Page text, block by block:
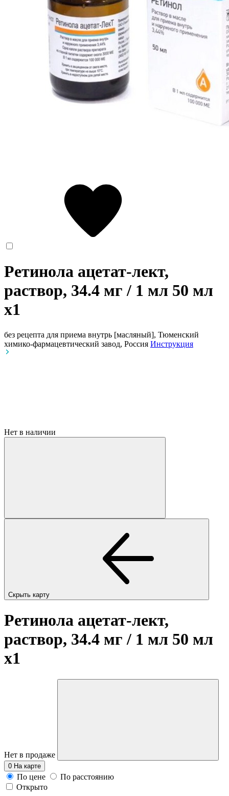
Ретинола ацетат-лект,
раствор, 34.4 мг / 1 мл 50 мл
x1
без рецепта для приема внутрь [масляный], Тюменский
химико-фармацевтический завод, Россия Инструкция
Нет в наличии
Скрыть карту
Ретинола ацетат-лект,
раствор, 34.4 мг / 1 мл 50 мл
x1
Нет в продаже
0 На карте
По цене
По расстоянию
Открыто